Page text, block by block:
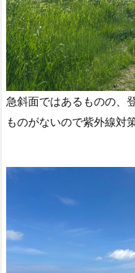
急斜面ではあるものの、
ものがないので紫外線対